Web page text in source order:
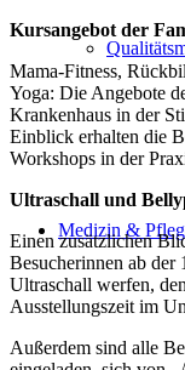
Medizin &
Kursangebot der
Mama-Fitness,
Yoga: Die Angebote
Krankenhaus in der
Einblick erhalten die
Workshops in der
Ultraschall und
Einen zusätzlichen
Besucherinnen ab
Ultraschall werfen,
Ausstellungszeit im
Außerdem sind alle